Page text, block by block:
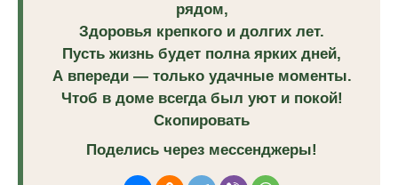
рядом,
Здоровья крепкого и долгих лет.
Пусть жизнь будет полна ярких дней,
А впереди — только удачные моменты.
Чтоб в доме всегда был уют и покой!
Скопировать
Поделись через мессенджеры!